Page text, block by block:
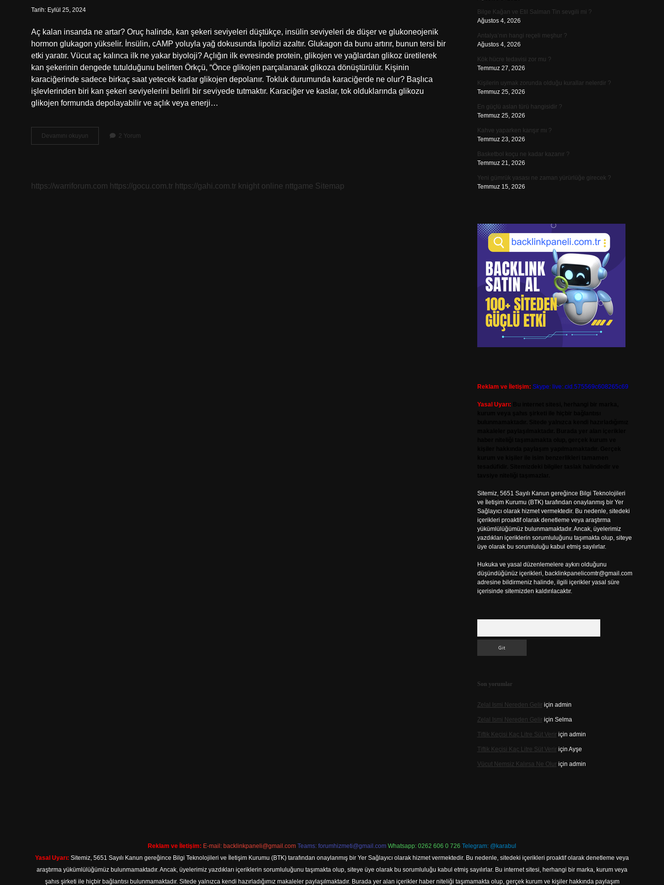
Tarih: Eylül 25, 2024
Aç kalan insanda ne artar? Oruç halinde, kan şekeri seviyeleri düştükçe, insülin seviyeleri de düşer ve glukoneojenik
hormon glukagon yükselir. İnsülin, cAMP yoluyla yağ dokusunda lipolizi azaltır. Glukagon da bunu artırır, bunun tersi bir
etki yaratır. Vücut aç kalınca ilk ne yakar biyoloji? Açlığın ilk evresinde protein, glikojen ve yağlardan glikoz üretilerek
kan şekerinin dengede tutulduğunu belirten Örkçü, “Önce glikojen parçalanarak glikoza dönüştürülür. Kişinin
karaciğerinde sadece birkaç saat yetecek kadar glikojen depolanır. Tokluk durumunda karaciğerde ne olur? Başlıca
işlevlerinden biri kan şekeri seviyelerini belirli bir seviyede tutmaktır. Karaciğer ve kaslar, tok olduklarında glikozu
glikojen formunda depolayabilir ve açlık veya enerji…
Devamını okuyun
Kalan
2 Yorum
https://warriforum.com https://gocu.com.tr https://gahi.com.tr knight online nttgame Sitemap
Bilge Kağan ve Etil Salman Tin sevgili mi ?
Ağustos 4, 2026
Antalya’nın hangi reçeli meşhur ?
Ağustos 4, 2026
Kök hücre tedavisi zor mu ?
Temmuz 27, 2026
Kişilerin uymak zorunda olduğu kurallar nelerdir ?
Temmuz 25, 2026
En güçlü aslan türü hangisidir ?
Temmuz 25, 2026
Kahve yaparken karışır mı ?
Temmuz 23, 2026
Basketbol koçu ne kadar kazanır ?
Temmuz 21, 2026
Yeni gümrük yasası ne zaman yürürlüğe girecek ?
Temmuz 15, 2026
Reklam ve İletişim: Skype: live:.cid.575569c608265c69
Yasal Uyarı:
Sitemiz, 5651 Sayılı Kanun gereğince Bilgi Teknolojileri
ve İletişim Kurumu (BTK) tarafından onaylanmış bir Yer
Sağlayıcı olarak hizmet vermektedir. Bu nedenle, sitedeki
içerikleri proaktif olarak denetleme veya araştırma
yükümlülüğümüz bulunmamaktadır. Ancak, üyelerimiz
yazdıkları içeriklerin sorumluluğunu taşımakta olup, siteye
üye olarak bu sorumluluğu kabul etmiş sayılırlar.
Hukuka ve yasal düzenlemelere aykırı olduğunu
düşündüğünüz içerikleri, backlinkpanelicomtr@gmail.com
adresine bildirmeniz halinde, ilgili içerikler yasal süre
içerisinde sitemizden kaldırılacaktır.
Son yorumlar
Zelal Ismi Nereden Geliriçin admin
Zelal Ismi Nereden Geliriçin Selma
Tiftik Keçisi Kaç Litre Süt Veririçin admin
Tiftik Keçisi Kaç Litre Süt Veririçin Ayşe
Vücut Nemsiz Kalırsa Ne Oluriçin admin
Reklam ve İletişim: E-mail: backlinkpaneli@gmail.com Teams: forumhizmeti@gmail.com Whatsapp: 0262 606 0 726 Telegram: @karabul
Yasal Uyarı: Sitemiz, 5651 Sayılı Kanun gereğince Bilgi Teknolojileri ve İletişim Kurumu (BTK) tarafından onaylanmış bir Yer Sağlayıcı olarak hizmet vermektedir. Bu nedenle, sitedeki içerikleri proaktif olarak denetleme veya
araştırma yükümlülüğümüz bulunmamaktadır. Ancak, üyelerimiz yazdıkları içeriklerin sorumluluğunu taşımakta olup, siteye üye olarak bu sorumluluğu kabul etmiş sayılırlar. Bu internet sitesi, herhangi bir marka, kurum veya
şahıs şirketi ile hiçbir bağlantısı bulunmamaktadır. Sitede yalnızca kendi hazırladığımız makaleler paylaşılmaktadır. Burada yer alan içerikler haber niteliği taşımamakta olup, gerçek kurum ve kişiler hakkında paylaşım